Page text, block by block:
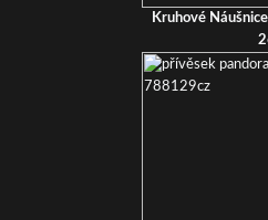
Kruhové